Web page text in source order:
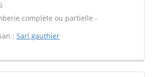
complète ou partielle -
: Sarl gauthier